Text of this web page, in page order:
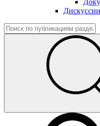
Дискуссии